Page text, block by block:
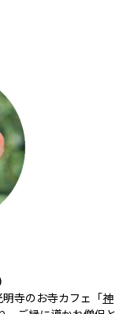
寺のお寺カフェ「神